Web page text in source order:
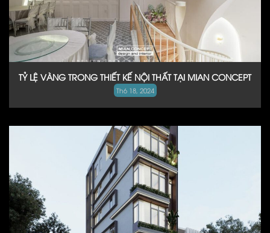
TỶ LỆ VÀNG TRONG THIẾT KẾ NỘI THẤT TẠI MIAN CONCEPT
Th6 18, 2024